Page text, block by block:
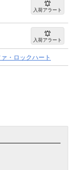
入荷アラート
入荷アラート
・ロックハート